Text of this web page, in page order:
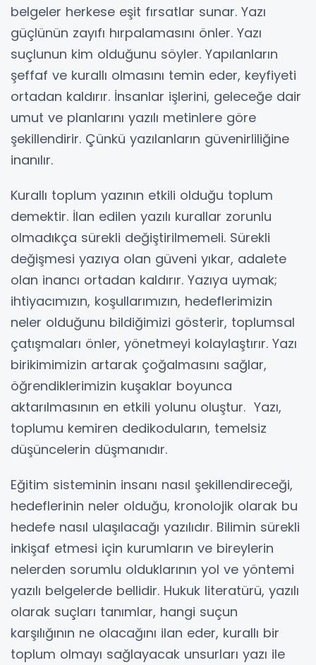
belgeler herkese eşit fırsatlar sunar. Yazı
güçlünün zayıfı hırpalamasını önler. Yazı
suçlunun kim olduğunu söyler. Yapılanların
şeffaf ve kurallı olmasını temin eder, keyfiyeti
ortadan kaldırır. İnsanlar işlerini, geleceğe dair
umut ve planlarını yazılı metinlere göre
şekillendirir. Çünkü yazılanların güvenirliliğine
inanılır.
Kurallı toplum yazının etkili olduğu toplum
demektir. İlan edilen yazılı kurallar zorunlu
olmadıkça sürekli değiştirilmemeli. Sürekli
değişmesi yazıya olan güveni yıkar, adalete
olan inancı ortadan kaldırır. Yazıya uymak;
ihtiyacımızın, koşullarımızın, hedeflerimizin
neler olduğunu bildiğimizi gösterir, toplumsal
çatışmaları önler, yönetmeyi kolaylaştırır. Yazı
birikimimizin artarak çoğalmasını sağlar,
öğrendiklerimizin kuşaklar boyunca
aktarılmasının en etkili yolunu oluştur. Yazı,
toplumu kemiren dedikoduların, temelsiz
düşüncelerin düşmanıdır.
Eğitim sisteminin insanı nasıl şekillendireceği,
hedeflerinin neler olduğu, kronolojik olarak bu
hedefe nasıl ulaşılacağı yazılıdır. Bilimin sürekli
inkişaf etmesi için kurumların ve bireylerin
nelerden sorumlu olduklarının yol ve yöntemi
yazılı belgelerde bellidir. Hukuk literatürü, yazılı
olarak suçları tanımlar, hangi suçun
karşılığının ne olacağını ilan eder, kurallı bir
toplum olmayı sağlayacak unsurları yazı ile